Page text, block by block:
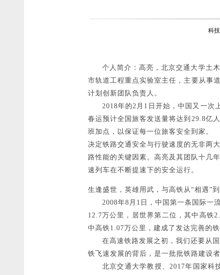
科
个人简介：高亮，北京交通大学土木
市轨道工程重点实验室主任，主要从事
计划创新团队负责人。
2018年的2月1日开始，中国又一次上
春运预计全国旅客发送量将达到29.8亿
班加点，以保证每一位旅客安全到家。
决定铁路交通安全与行驶速度的无非两
路性能的关键因素。高亮及其团队十几
速列车在不断提速下的安全运行。
生逢盛世，英雄用武，与高铁从“相遇”
2008年8月1日，中国第一条国际一流
12.7万公里，居世界第二位，其中高铁
中高铁1.07万公里，建成了发达完善的
在高速铁路发展之初，我们还要从国
铁飞速发展的背后，是一批批铁路建设
北京交通大学教授、2017年国家科